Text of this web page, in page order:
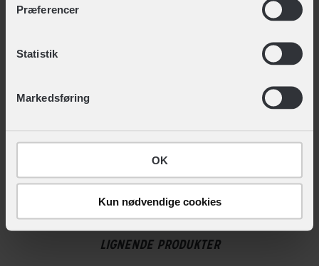
formål. Vælg formål og ‘Gem indstillinger’.
Du kan til enhver tid trække dit samtykke tilbage eller
ændre det ved at klikke på linket "Brug af cookies"
Præferencer
Statistik
Markedsføring
OK
Kun nødvendige cookies
Carbon,Komposit
LIGNENDE PRODUKTER